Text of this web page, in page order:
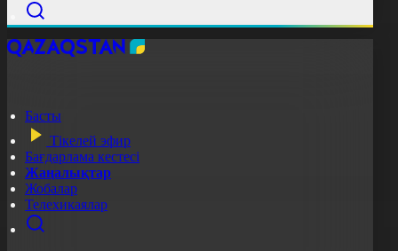
Басты
Тікелей эфир
Бағдарлама кестесі
Жаңалықтар
Жобалар
Телехикаялар